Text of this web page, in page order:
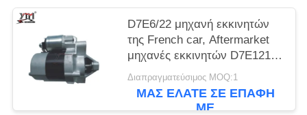
D7E6/22 μηχανή εκκινητών
της French car, Aftermarket
μηχανές εκκινητών D7E1218-
07 12V 8T 0.8KW CW
Διαπραγματεύσιμος MOQ:1
ΜΑΣ ΕΛΆΤΕ ΣΕ ΕΠΑΦΉ
ΜΕ